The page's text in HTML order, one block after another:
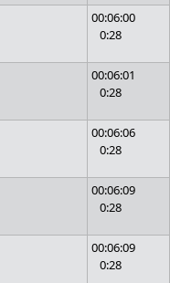
00:06:00
0:28
00:06:01
0:28
00:06:06
0:28
00:06:09
0:28
00:06:09
0:28